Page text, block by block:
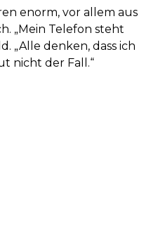
enorm, vor allem aus
„Mein Telefon steht
„Alle denken, dass ich
nicht der Fall.“